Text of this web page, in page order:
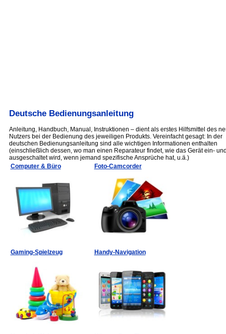
Deutsche Bedienungsanleitung
Anleitung, Handbuch, Manual, Instruktionen – dient als erstes Hilfsmittel des
Nutzers bei der Bedienung des jeweiligen Produkts. Vereinfacht gesagt: In der
deutschen Bedienungsanleitung sind alle wichtigen Informationen enthalten
(einschließlich dessen, wo man einen Reparateur findet, wie das Gerät ein-
ausgeschaltet wird, wenn jemand spezifische Ansprüche hat, u.ä.)
Computer & Büro
Foto-Camcorder
Gaming-Spielzeug Handy-Navigation